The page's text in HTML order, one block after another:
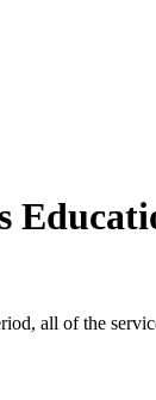
all of the